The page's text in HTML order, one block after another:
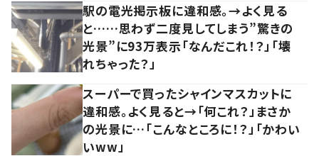
駅の電光掲示板に違和感。→よく見る
と……思わず二度見してしまう”驚きの
光景”に93万表示「なんだこれ！？」「壊
れちゃった？」
スーパーで買ったシャインマスカットに
違和感。よく見ると→「何これ？」まさか
の光景に…「こんなところに！？」「かわい
いww」